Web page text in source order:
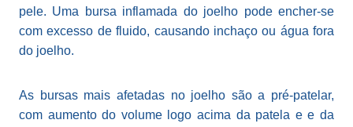
pele. Uma bursa inflamada do joelho pode encher-se
com excesso de fluido, causando inchaço ou água fora
do joelho.
As bursas mais afetadas no joelho são a pré-patelar,
com aumento do volume logo acima da patela e e da